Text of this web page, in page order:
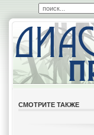
СМОТРИТЕ ТАКЖЕ